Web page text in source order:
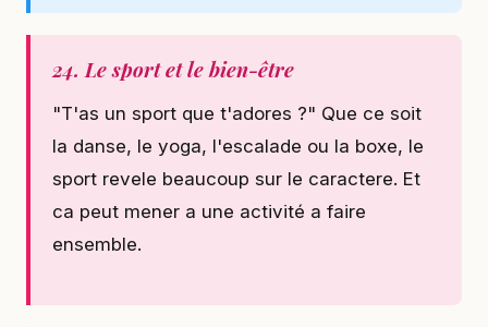
24. Le sport et le bien-être
"T'as un sport que t'adores ?" Que ce soit
la danse, le yoga, l'escalade ou la boxe, le
sport revele beaucoup sur le caractere. Et
ca peut mener a une activité a faire
ensemble.